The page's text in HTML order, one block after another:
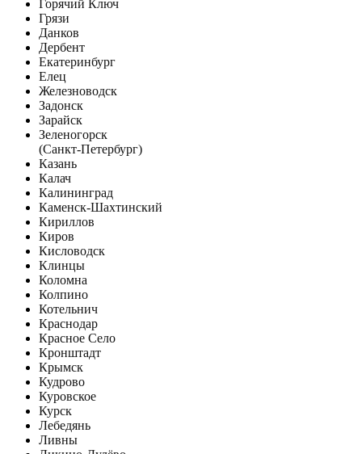
Горячий Ключ
Грязи
Данков
Дербент
Екатеринбург
Елец
Железноводск
Задонск
Зарайск
Зеленогорск
(Санкт-Петербург)
Казань
Калач
Калининград
Каменск-Шахтинский
Кириллов
Киров
Кисловодск
Клинцы
Коломна
Колпино
Котельнич
Краснодар
Красное Село
Кронштадт
Крымск
Кудрово
Куровское
Курск
Лебедянь
Ливны